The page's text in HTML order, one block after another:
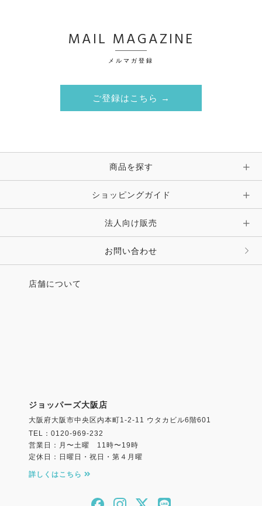
MAIL MAGAZINE
メルマガ登録
ご登録はこちら →
商品を探す
ショッピングガイド
法人向け販売
お問い合わせ
店舗について
ジョッパーズ大阪店
大阪府大阪市中央区内本町1-2-11 ウタカビル6階601
TEL：0120-969-232
営業日：月〜土曜 11時〜19時
定休日：日曜日・祝日・第４月曜
詳しくはこちら